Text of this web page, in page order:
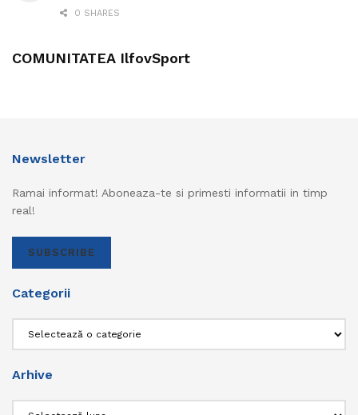
0 SHARES
COMUNITATEA IlfovSport
Newsletter
Ramai informat! Aboneaza-te si primesti informatii in timp
real!
SUBSCRIBE
Categorii
Arhive